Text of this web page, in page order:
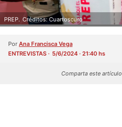
PREP. Créditos: Cuartoscuro
Por Ana Francisca Vega
ENTREVISTAS
5/6/2024 · 21:40 hs
Comparta este artículo